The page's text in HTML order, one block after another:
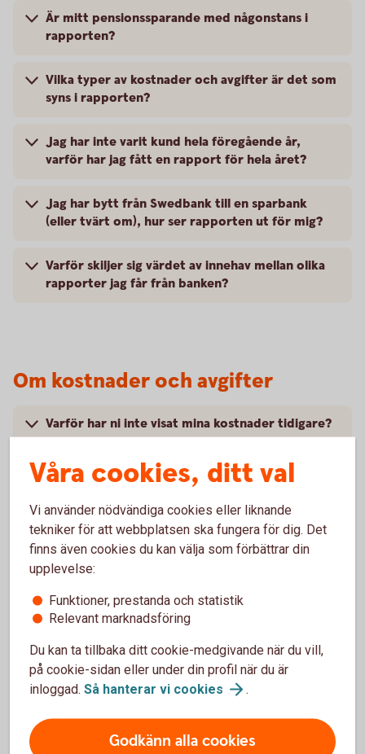
Är mitt pensionssparande med någonstans i
rapporten?
Vilka typer av kostnader och avgifter är det som
syns i rapporten?
Jag har inte varit kund hela föregående år,
varför har jag fått en rapport för hela året?
Jag har bytt från Swedbank till en sparbank
(eller tvärt om), hur ser rapporten ut för mig?
Varför skiljer sig värdet av innehav mellan olika
rapporter jag får från banken?
Om kostnader och avgifter
Varför har ni inte visat mina kostnader tidigare?
Varför skiljer sig kostnaderna i den här
sammanställningen jämfört med årsbeskedet för
fonder eller försäkringar? Varför räknar ni inte
på samma sätt?
Hur har jag betalat de här avgifterna som står i
När betalade jag kostnaderna för fonderna?
Vad är det för skillnad på en ”kostnad” och en
”avgift”? Är inte allt bara ”kostnader”?
Våra cookies, ditt val
Vi använder nödvändiga cookies eller liknande
tekniker för att webbplatsen ska fungera för dig. Det
finns även cookies du kan välja som förbättrar din
upplevelse:
Funktioner, prestanda och statistik
Relevant marknadsföring
Du kan ta tillbaka ditt cookie-medgivande när du vill,
på cookie-sidan eller under din profil när du är
inloggad. Så hanterar vi cookies .
Godkänn alla cookies